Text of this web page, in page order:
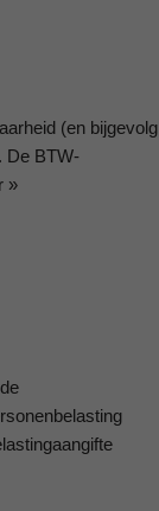
(en bijgevolg
De BTW-
»